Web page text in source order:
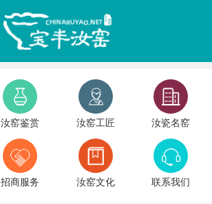
汝窑鉴赏 汝窑工匠 汝瓷名窑
招商服务 汝窑文化 联系我们